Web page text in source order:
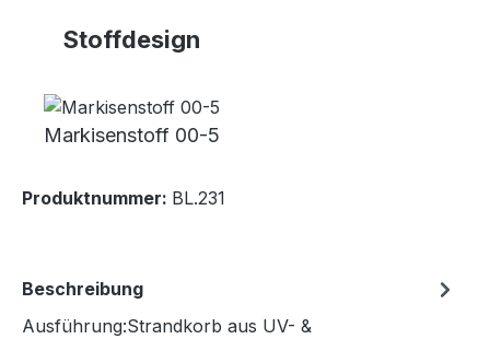
Stoffdesign
Markisenstoff 00-5
Produktnummer: BL.231
Beschreibung
Ausführung:Strandkorb aus UV- &